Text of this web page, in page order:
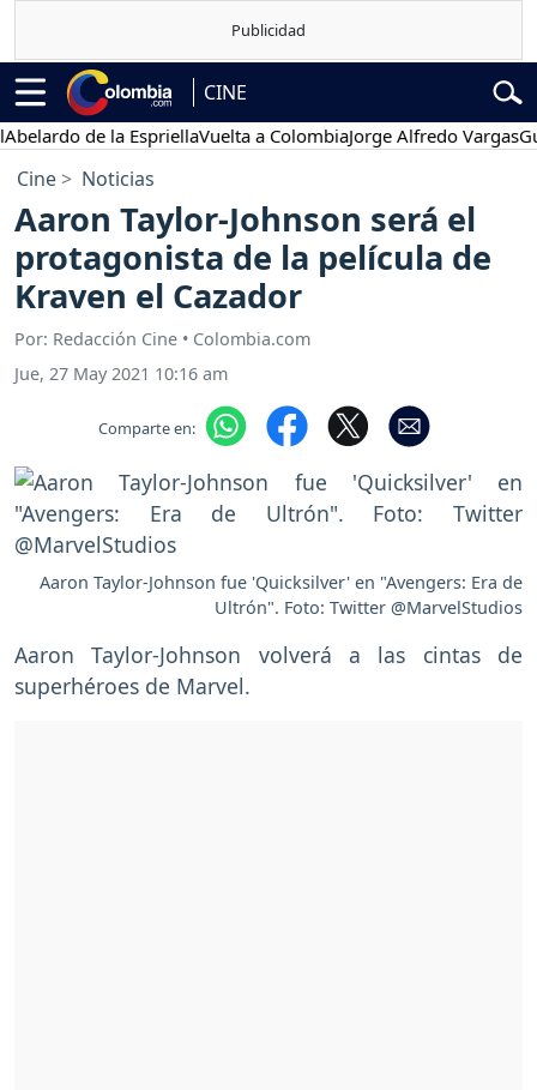
CINE
de la EspriellaVuelta a ColombiaJorge Alfredo Vargas
Cine Noticias
Aaron Taylor-Johnson será el
protagonista de la película de
Kraven el Cazador
Por: Redacción Cine • Colombia.com
Jue, 27 May 2021 10:16 am
Comparte en:
Aaron Taylor-Johnson fue 'Quicksilver' en "Avengers: Era de
Ultrón". Foto: Twitter @MarvelStudios
Aaron Taylor-Johnson volverá a las cintas de
superhéroes de Marvel.